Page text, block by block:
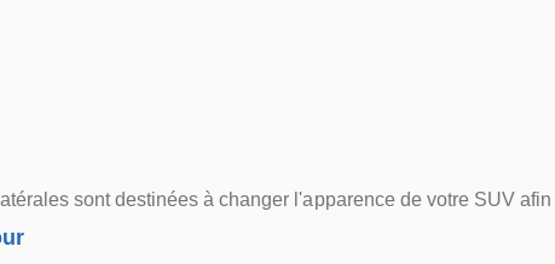
sont destinées à changer l'apparence de votre SUV